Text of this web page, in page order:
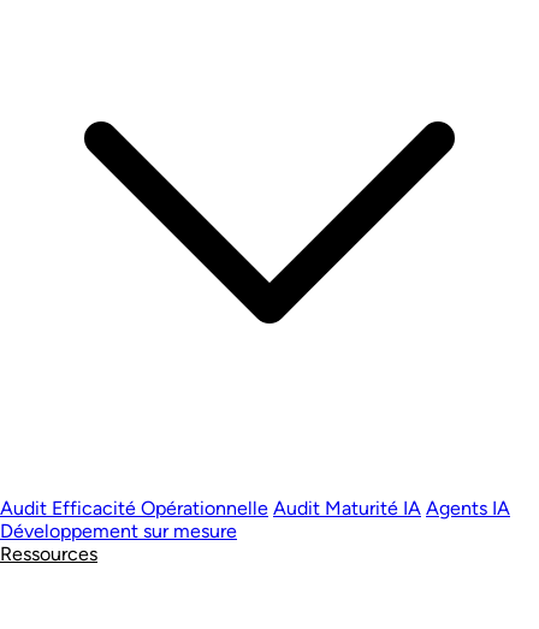
Audit Efficacité Opérationnelle Audit Maturité IA Agents IA
Développement sur mesure
Ressources